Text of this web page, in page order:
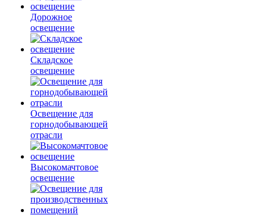
Дорожное
освещение
Складское
освещение
Освещение для
горнодобывающей
отрасли
Высокомачтовое
освещение